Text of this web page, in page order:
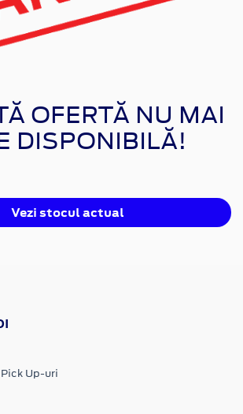
OFERTĂ NU MAI
DISPONIBILĂ!
Vezi stocul actual
Up-uri